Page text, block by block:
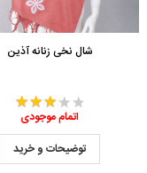
شال نخی زنانه آذین
اتمام موجودی
توضیحات و خرید